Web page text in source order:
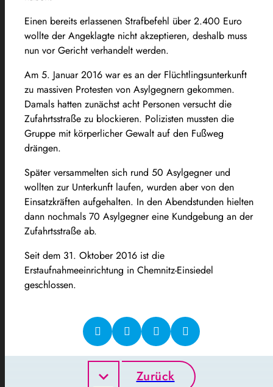
Einen bereits erlassenen Strafbefehl über 2.400 Euro
wollte der Angeklagte nicht akzeptieren, deshalb muss
nun vor Gericht verhandelt werden.
Am 5. Januar 2016 war es an der Flüchtlingsunterkunft
zu massiven Protesten von Asylgegnern gekommen.
Damals hatten zunächst acht Personen versucht die
Zufahrtsstraße zu blockieren. Polizisten mussten die
Gruppe mit körperlicher Gewalt auf den Fußweg
drängen.
Später versammelten sich rund 50 Asylgegner und
wollten zur Unterkunft laufen, wurden aber von den
Einsatzkräften aufgehalten. In den Abendstunden hielten
dann nochmals 70 Asylgegner eine Kundgebung an der
Zufahrtsstraße ab.
Seit dem 31. Oktober 2016 ist die
Erstaufnahmeeinrichtung in Chemnitz-Einsiedel
geschlossen.
Zurück